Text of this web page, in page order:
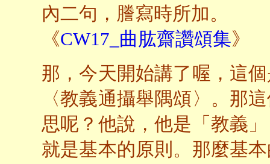
內二句，謄寫時所加。
《CW17_曲肱齋讚頌集》
那，今天開始講了喔，這
〈教義通攝舉隅頌〉。那
思呢？他說，他是「教義
就是基本的原則。那麼基